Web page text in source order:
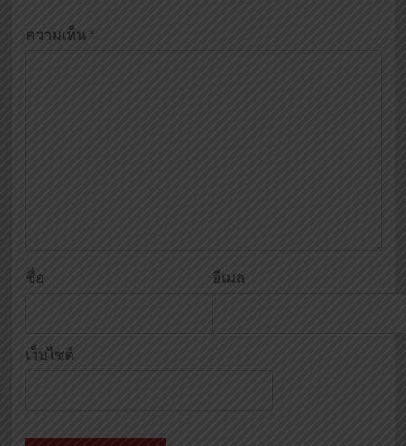
ความเห็น *
ชื่อ อีเมล
เว็บไซต์